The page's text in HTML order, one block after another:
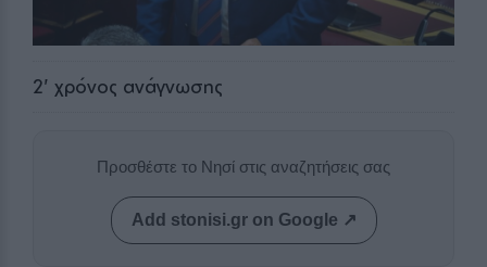
2' χρόνος ανάγνωσης
Προσθέστε το Νησί στις αναζητήσεις σας
Add stonisi.gr on Google ↗